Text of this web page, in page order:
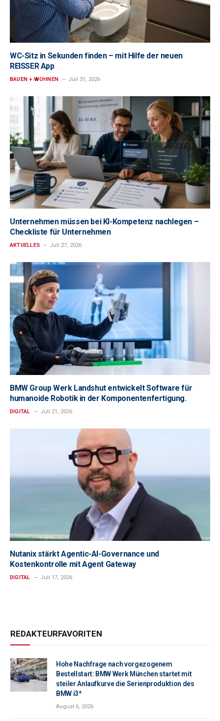
WC-Sitz in Sekunden finden – mit Hilfe der neuen
REISSER App
BAUEN + WOHNEN Juli 31, 2026
Unternehmen müssen bei KI-Kompetenz nachlegen –
Checkliste für Unternehmen
AKTUELLES Juli 27, 2026
BMW Group Werk Landshut entwickelt Software für
humanoide Robotik in der Komponentenfertigung.
DIGITAL Juli 21, 2026
Nutanix stärkt Agentic-AI-Governance und
Kostenkontrolle mit Agent Gateway
DIGITAL Juli 17, 2026
REDAKTEURFAVORITEN
Hohe Nachfrage nach vorgezogenem
Bestellstart: BMW Werk München startet mit
steiler Anlaufkurve die Serienproduktion des
BMW i3*
August 6, 2026